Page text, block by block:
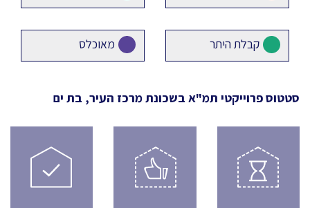
קבלת היתר מאוכלס
סטטוס פרוייקטי תמ"א בשכונת מרכז העיר, בת ים